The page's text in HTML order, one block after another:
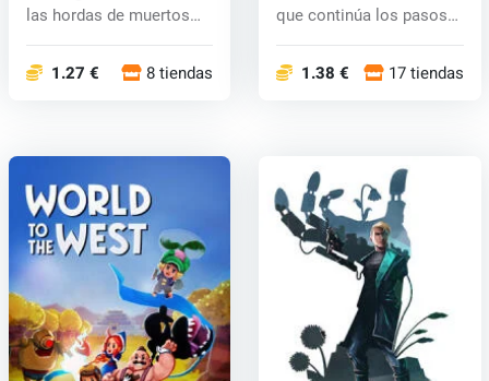
las hordas de muertos
1.27 € 8 tiendas
que continúa los pasos
1.38 € 17 tiendas